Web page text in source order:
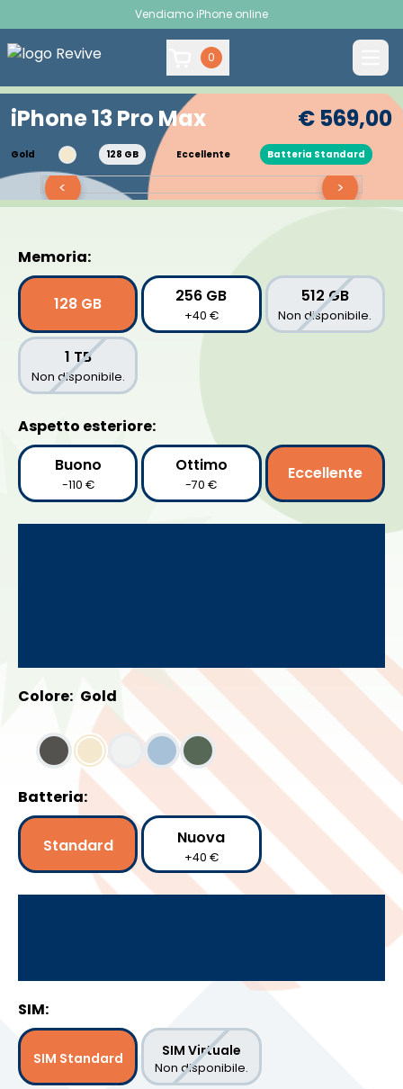
Vendiamo iPhone online
0
iPhone 13 Pro Max € 569,00
Gold 128 GB Eccellente Batteria Standard
>
<
Memoria:
128 GB 256 GB
+40 €
512 GB
Non disponibile.
1 TB
Non disponibile.
Aspetto esteriore:
Buono
-110 €
Ottimo
-70 €
Eccellente
Colore: Gold
Batteria:
Standard Nuova
+40 €
SIM:
SIM Standard SIM Virtuale
Non disponibile.